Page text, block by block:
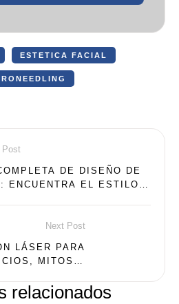
ESTETICA FACIAL
Post
DE DISEÑO DE
ENCUENTRA EL ESTILO
Next Post
LÁSER PARA
MITOS Y
relacionados